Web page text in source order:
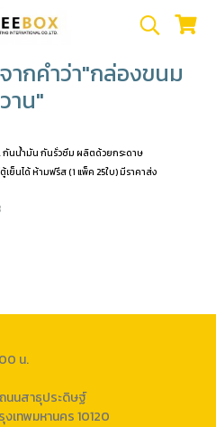
ากคำว่า"กล่องขนม
าน"
กันน้ำมัน กันรั่วซึม ผลิตด้วยกระดาษ
ย็นได้ ห้ามฟรีส (1 แพ็ค 25ใบ) มีราคาส่ง
น.
นนสาธุประดิษฐ์
เทพมหานคร 10120